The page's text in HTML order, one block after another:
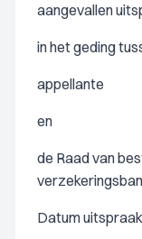
aangevallen
in het geding
appellante
en
de Raad van
Datum